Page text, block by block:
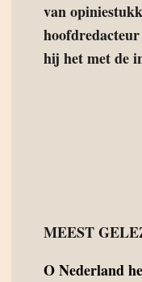
van
hoofdredacteur
hij het met de
MEEST
ONederland